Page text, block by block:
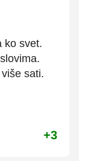
ko svet.
sati.
+3